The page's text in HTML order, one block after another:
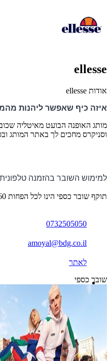
ellesse
אודות ellesse
איזה כיף שאפשר ליהנות
מותג האופנה הבועט מאיטליה
וסניקרס מחכים לך באתר המותג
למימוש השובר בהזמנה
תוקף שובר כספי הינו לכל הפחות 60 חודשים ממועד הפקתו. תוקף שובר לרכישת מוצר או שירות מסויים יהיה לכל הפחות 24 חודשים ממועד הפקתו
0732505050
amoyal@bdg.co.il
לאתר
שובר כספי